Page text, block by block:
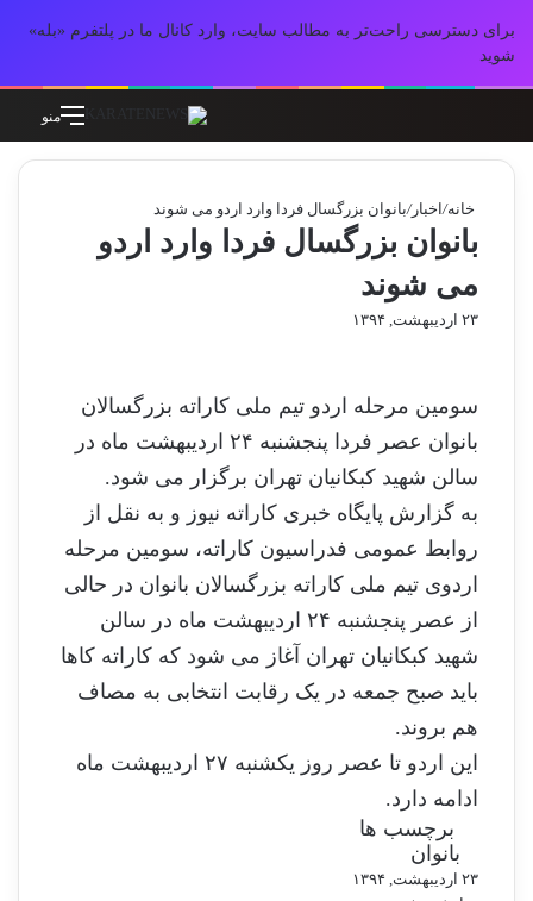
برای دسترسی راحت‌تر به مطالب سایت، وارد کانال ما در پلتفرم «بله»
شوید
منو
خانه/اخبار/بانوان بزرگسال فردا وارد اردو می شوند
بانوان بزرگسال فردا وارد اردو
می شوند
۲۳ اردیبهشت, ۱۳۹۴
سومین مرحله اردو تیم ملی کاراته بزرگسالان
بانوان عصر فردا پنجشنبه ۲۴ اردیبهشت ماه در
سالن شهید کبکانیان تهران برگزار می شود.
به گزارش پایگاه خبری کاراته نیوز و به نقل از
روابط عمومی فدراسیون کاراته، سومین مرحله
اردوی تیم ملی کاراته بزرگسالان بانوان در حالی
از عصر پنجشنبه ۲۴ اردیبهشت ماه در سالن
شهید کبکانیان تهران آغاز می شود که کاراته کاها
باید صبح جمعه در یک رقابت انتخابی به مصاف
هم بروند.
این اردو تا عصر روز یکشنبه ۲۷ اردیبهشت ماه
ادامه دارد.
برچسب ها
بانوان
۲۳ اردیبهشت, ۱۳۹۴